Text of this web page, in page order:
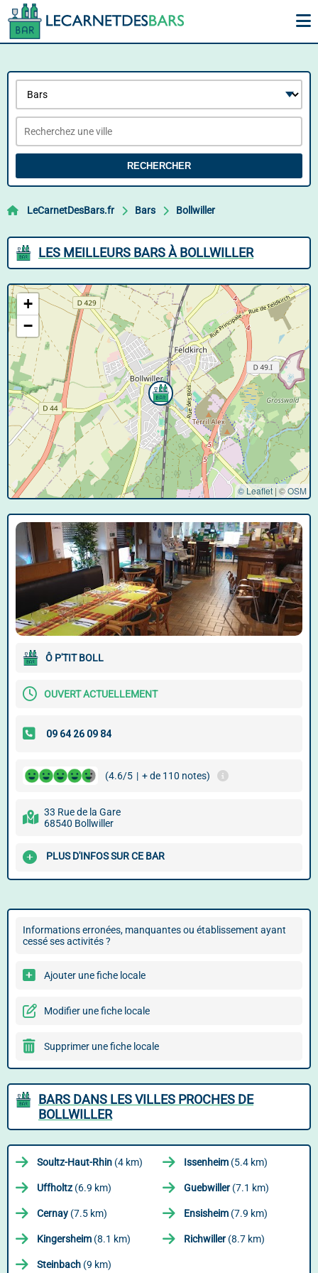
RECHERCHER
LeCarnetDesBars.fr Bars Bollwiller
LES MEILLEURS BARS À BOLLWILLER
+
−
© Leaflet |©OSM
Ô P'TIT BOLL
OUVERT ACTUELLEMENT
(4.6/5 | + de 110 notes)
33 Rue de la Gare
68540 Bollwiller
PLUS D'INFOS SUR CE BAR
Informations erronées, manquantes ou établissement ayant
cessé ses activités ?
Ajouter une fiche locale
Modifier une fiche locale
Supprimer une fiche locale
BARS DANS LES VILLES PROCHES DE
BOLLWILLER
Soultz-Haut-Rhin (4 km) Issenheim (5.4 km)
Uffholtz (6.9 km) Guebwiller(7.1 km)
Cernay (7.5 km) Ensisheim (7.9 km)
Kingersheim (8.1 km) Richwiller(8.7 km)
Steinbach (9 km)